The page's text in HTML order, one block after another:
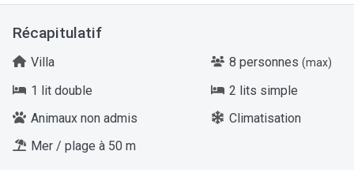
Récapitulatif
Villa 8 personnes (max)
1 lit double
2 lits simple
Animaux non admis
Climatisation
Mer / plage à 50 m